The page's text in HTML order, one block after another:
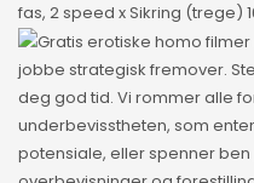
fas, 2 speed x Sikring (trege)
jobbe strategisk fremover.
deg god tid. Vi rommer alle
underbevisstheten, som
potensiale, eller spenner